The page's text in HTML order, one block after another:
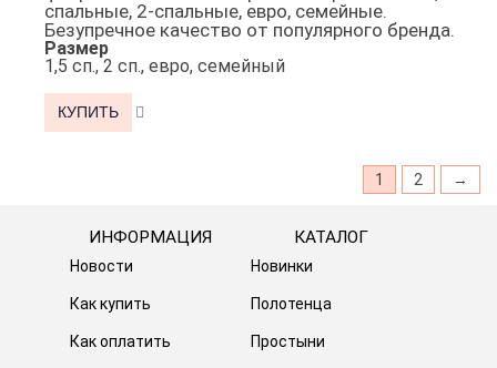
спальные, 2-спальные, евро, семейные.
Безупречное качество от популярного бренда.
Размер
1,5 сп., 2 сп., евро, семейный
1 2 →
ИНФОРМАЦИЯ
Новости
Как купить
Как оплатить
КАТАЛОГ
Новинки
Полотенца
Простыни